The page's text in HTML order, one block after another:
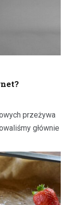
przeżywa
głównie